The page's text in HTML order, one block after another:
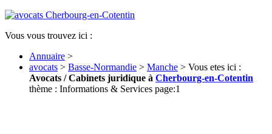
Vous vous trouvez ici :
Annuaire >
avocats > Basse-Normandie > Manche > Vous etes ici :
Avocats / Cabinets juridique à Cherbourg-en-Cotentin
thème : Informations & Services page:1